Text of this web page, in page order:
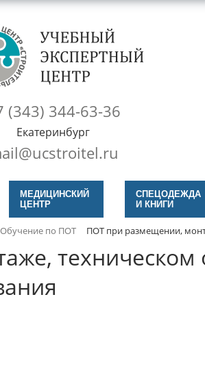
(343) 344-63-36
Екатеринбург
МЕДИЦИНСКИЙ
ЦЕНТР
СПЕЦОДЕЖДА
И КНИГИ
Обучение по ПОТ ПОТ при размещении,
техническом